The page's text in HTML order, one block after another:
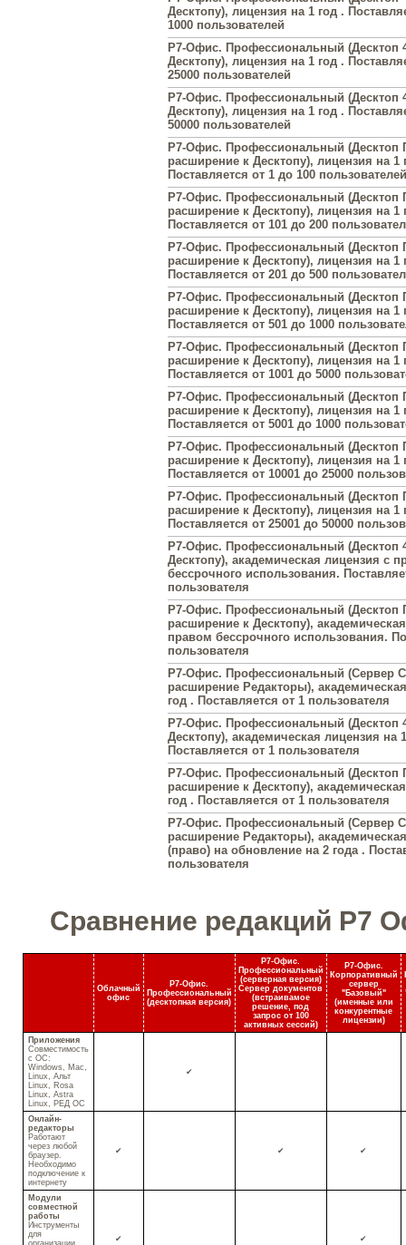
Десктопу), лицензия на 1 год .
1000 пользователей
Р7-Офис. Профессиональный (Десктоп
Десктопу), лицензия на 1 год .
25000 пользователей
Р7-Офис. Профессиональный (Десктоп
Десктопу), лицензия на 1 год .
50000 пользователей
Р7-Офис. Профессиональный (Десктоп
расширение к Десктопу), лицензия на 1
Поставляется от 1 до 100 пользователей
Р7-Офис. Профессиональный (Десктоп
расширение к Десктопу), лицензия на 1
Поставляется от 101 до 200
Р7-Офис. Профессиональный (Десктоп
расширение к Десктопу), лицензия на 1
Поставляется от 201 до 500
Р7-Офис. Профессиональный (Десктоп
расширение к Десктопу), лицензия на 1
Поставляется от 501 до 1000
Р7-Офис. Профессиональный (Десктоп
расширение к Десктопу), лицензия на 1
Поставляется от 1001 до 5000
Р7-Офис. Профессиональный (Десктоп
расширение к Десктопу), лицензия на 1
Поставляется от 5001 до 1000
Р7-Офис. Профессиональный (Десктоп
расширение к Десктопу), лицензия на 1
Поставляется от 10001 до 25000
Р7-Офис. Профессиональный (Десктоп
расширение к Десктопу), лицензия на 1
Поставляется от 25001 до 50000
Р7-Офис. Профессиональный (Десктоп
Десктопу), академическая лицензия с
бессрочного использования.
пользователя
Р7-Офис. Профессиональный (Десктоп
расширение к Десктопу),
правом бессрочного использования.
пользователя
Р7-Офис. Профессиональный (Сервер
расширение Редакторы),
год . Поставляется от 1 пользователя
Р7-Офис. Профессиональный (Десктоп
Десктопу), академическая лицензия на
Поставляется от 1 пользователя
Р7-Офис. Профессиональный (Десктоп
расширение к Десктопу),
год . Поставляется от 1 пользователя
Р7-Офис. Профессиональный (Сервер
расширение Редакторы),
(право) на обновление на 2 года .
пользователя
Сравнение редакций Р7
Облачный
офис
Р7-Офис.
Профессиональный
(десктопная версия)
Р7-Офис.
Профессиональный
(серверная версия)
Сервер документов
(встраивамое
решение, под
запрос от 100
активных сессий)
Р7-Офис.
Корпоративный
сервер
"Базовый"
(именные или
конкурентные
лицензии)
Приложения
Совместимость
с ОС:
Windows, Mac,
Linux, Альт
Linux, Rosa
Linux, Astra
Linux, РЕД ОС
✔
Онлайн-
редакторы
Работают
через любой
браузер.
Необходимо
подключение к
интернету
✔ ✔ ✔
Модули
совместной
работы
Инструменты
для
✔ ✔